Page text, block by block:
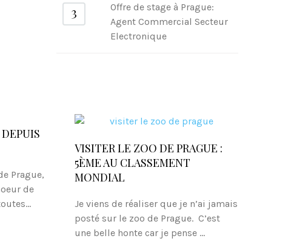
Offre de stage à Prague:
Agent Commercial Secteur
Electronique
Prague,
de
VISITER LE ZOO DE PRAGUE :
5ÈME AU CLASSEMENT
MONDIAL
Je viens de réaliser que je n’ai jamais
posté sur le zoo de Prague. C’est
une belle honte car je pense ...